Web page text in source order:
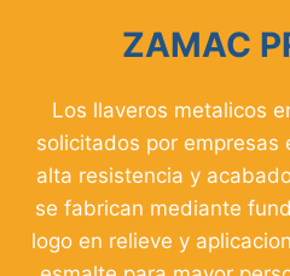
ZAMAC
Los llaveros metalicos
solicitados por empresas
alta resistencia y
se fabrican mediante
logo en relieve y